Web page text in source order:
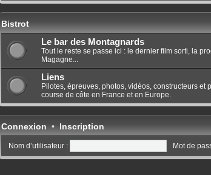
Bistrot
Le bar des Montagnards
Tout le reste se passe ici : le dernier film sorti, la
Magagne...
Liens
Pilotes, épreuves, photos, vidéos, constructeurs et
course de côte en France et en Europe.
Connexion•Inscription
Nom d’utilisateur : Mot de